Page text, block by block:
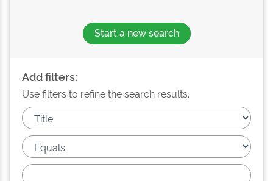
Start a new search
Add filters:
Use filters to refine the search results.